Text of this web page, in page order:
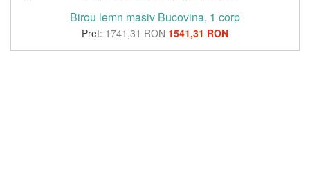
Birou lemn masiv Bucovina, 1 corp
Pret: 1741,31 RON 1541,31 RON